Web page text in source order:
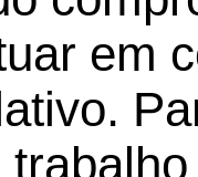
em